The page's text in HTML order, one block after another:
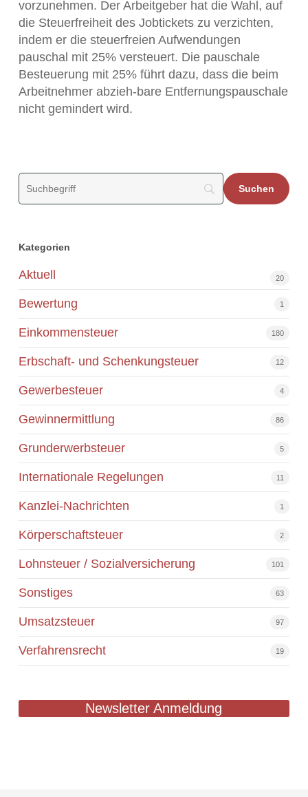
vorzunehmen. Der Arbeitgeber hat die Wahl, auf
die Steuerfreiheit des Jobtickets zu verzichten,
indem er die steuerfreien Aufwendungen
pauschal mit 25% versteuert. Die pauschale
Besteuerung mit 25% führt dazu, dass die beim
Arbeitnehmer abzieh-bare Entfernungspauschale
nicht gemindert wird.
Kategorien
Aktuell 20
Bewertung 1
Einkommensteuer 180
Erbschaft- und Schenkungsteuer 12
Gewerbesteuer 4
Gewinnermittlung 86
Grunderwerbsteuer 5
Internationale Regelungen 11
Kanzlei-Nachrichten 1
Körperschaftsteuer 2
Lohnsteuer / Sozialversicherung 101
Sonstiges 63
Umsatzsteuer 97
Verfahrensrecht 19
Newsletter Anmeldung